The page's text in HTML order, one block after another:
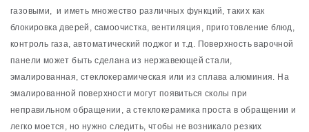
газовыми, и иметь множество различных функций, таких как
блокировка дверей, самоочистка, вентиляция, приготовление блюд,
контроль газа, автоматический поджог и т.д. Поверхность варочной
панели может быть сделана из нержавеющей стали,
эмалированная, стеклокерамическая или из сплава алюминия. На
эмалированной поверхности могут появиться сколы при
неправильном обращении, а стеклокерамика проста в обращении и
легко моется, но нужно следить, чтобы не возникало резких